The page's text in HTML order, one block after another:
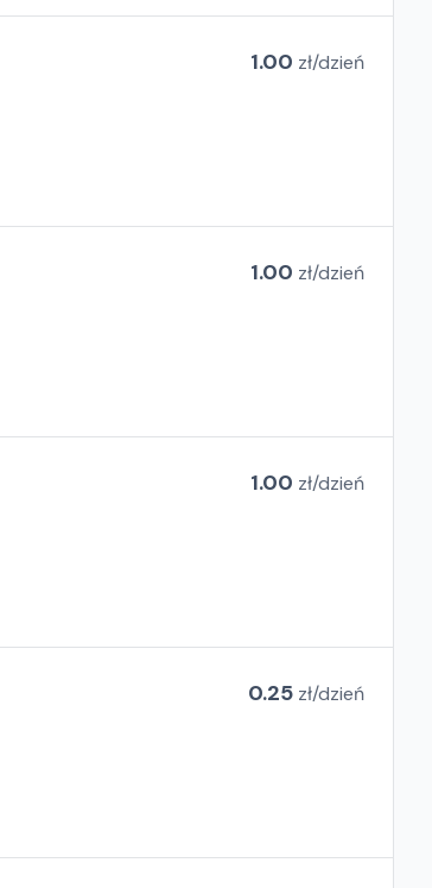
1.00 zł/dzień
1.00 zł/dzień
1.00 zł/dzień
0.25 zł/dzień